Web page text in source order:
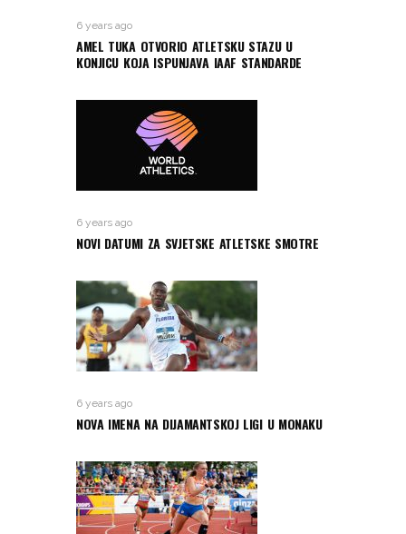
6 years ago
AMEL TUKA OTVORIO ATLETSKU STAZU U
KONJICU KOJA ISPUNJAVA IAAF STANDARDE
6 years ago
NOVI DATUMI ZA SVJETSKE ATLETSKE SMOTRE
6 years ago
NOVA IMENA NA DIJAMANTSKOJ LIGI U MONAKU